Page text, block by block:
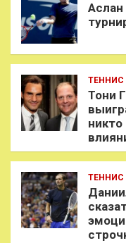
Аслан
ТЕННИС
Тони
ТЕННИС